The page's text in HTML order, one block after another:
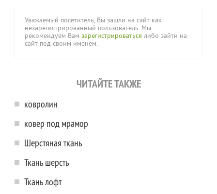
Уважаемый посетитель, Вы зашли на сайт как
незарегистрированный пользователь. Мы
рекомендуем Вам зарегистрироваться либо зайти на
сайт под своим именем.
ЧИТАЙТЕ ТАКЖЕ
ковролин
ковер под мрамор
Шерстяная ткань
Ткань шерсть
Ткань лофт